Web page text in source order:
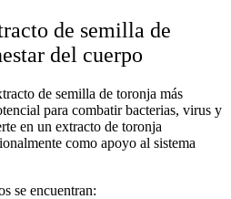
de semilla de
del cuerpo
de semilla de toronja más
para combatir bacterias, virus y
en un extracto de toronja
como apoyo al sistema
se encuentran: